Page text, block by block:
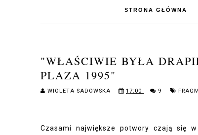
STRONA GŁÓWNA
"WŁAŚCIWIE BYŁA
PLAZA 1995"
WIOLETA SADOWSKA 17:00 9
Czasami największe potwory czają się